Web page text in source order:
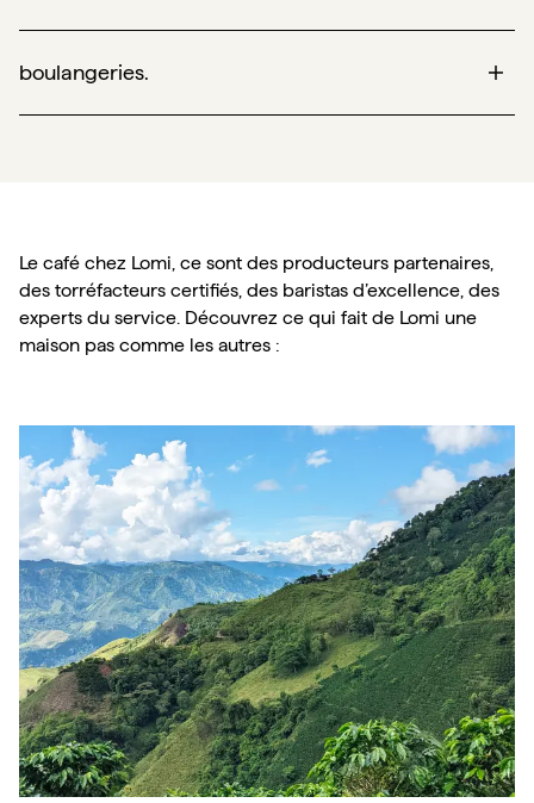
boulangeries.
Le café chez Lomi, ce sont des producteurs partenaires,
des torréfacteurs certifiés, des baristas d’excellence, des
experts du service. Découvrez ce qui fait de Lomi une
maison pas comme les autres :
Les parcelles Lomi